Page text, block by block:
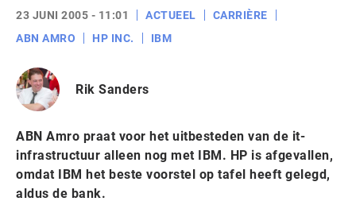
23 JUNI 2005 - 11:01 ACTUEEL
CARRIÈRE
ABN AMRO
HP INC. IBM
Rik Sanders
ABN Amro praat voor het uitbesteden van de it-
infrastructuur alleen nog met IBM. HP is afgevallen,
omdat IBM het beste voorstel op tafel heeft gelegd,
aldus de bank.